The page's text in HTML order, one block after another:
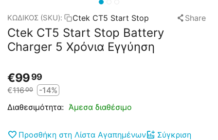
ΚΩΔΙΚΟΣ (SKU): Ctek CT5 Start Stop Share
Ctek CT5 Start Stop Battery
Charger 5 Χρόνια Εγγύηση
€9999
€11600
-14%
Διαθεσιμότητα: Άμεσα διαθέσιμο
Προσθήκη στη Λίστα Αγαπημένων Σύγκριση